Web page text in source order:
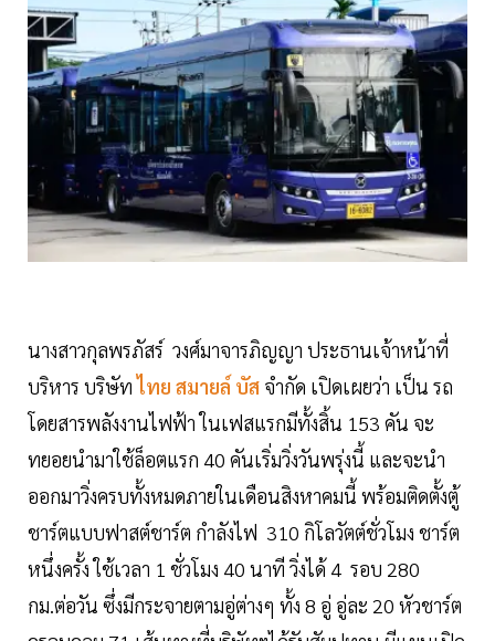
นางสาวกุลพรภัสร์ วงศ์มาจารภิญญา ประธานเจ้าหน้าที่
บริหาร บริษัทไทย สมายล์ บัส จำกัด เปิดเผยว่า เป็น รถ
โดยสารพลังงานไฟฟ้า ในเฟสแรกมีทั้งสิ้น 153 คัน จะ
ทยอยนำมาใช้ล็อตแรก 40 คันเริ่มวิ่งวันพรุ่งนี้ และจะนำ
ออกมาวิ่งครบทั้งหมดภายในเดือนสิงหาคมนี้ พร้อมติดตั้งตู้
ชาร์ตแบบฟาสต์ชาร์ต กำลังไฟ 310 กิโลวัตต์ชั่วโมง ชาร์ต
หนึ่งครั้ง ใช้เวลา 1 ชั่วโมง 40 นาที วิ่งได้ 4 รอบ 280
กม.ต่อวัน ซึ่งมีกระจายตามอู่ต่างๆ ทั้ง 8 อู่ อู่ละ 20 หัวชาร์ต